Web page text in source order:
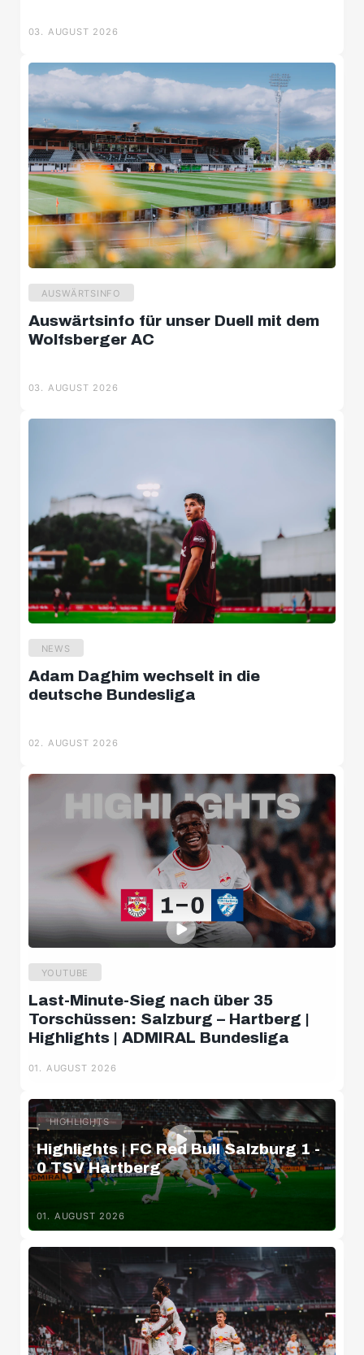
03. AUGUST 2026
AUSWÄRTSINFO
Auswärtsinfo für unser Duell mit dem
Wolfsberger AC
03. AUGUST 2026
NEWS
Adam Daghim wechselt in die
deutsche Bundesliga
02. AUGUST 2026
YOUTUBE
Last-Minute-Sieg nach über 35
Torschüssen: Salzburg – Hartberg |
Highlights | ADMIRAL Bundesliga
01. AUGUST 2026
HIGHLIGHTS
Highlights | FC Red Bull Salzburg 1 -
0 TSV Hartberg
01. AUGUST 2026